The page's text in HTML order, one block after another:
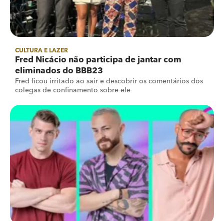
CULTURA E LAZER
Fred Nicácio não participa de jantar com
eliminados do BBB23
Fred ficou irritado ao sair e descobrir os comentários dos
colegas de confinamento sobre ele